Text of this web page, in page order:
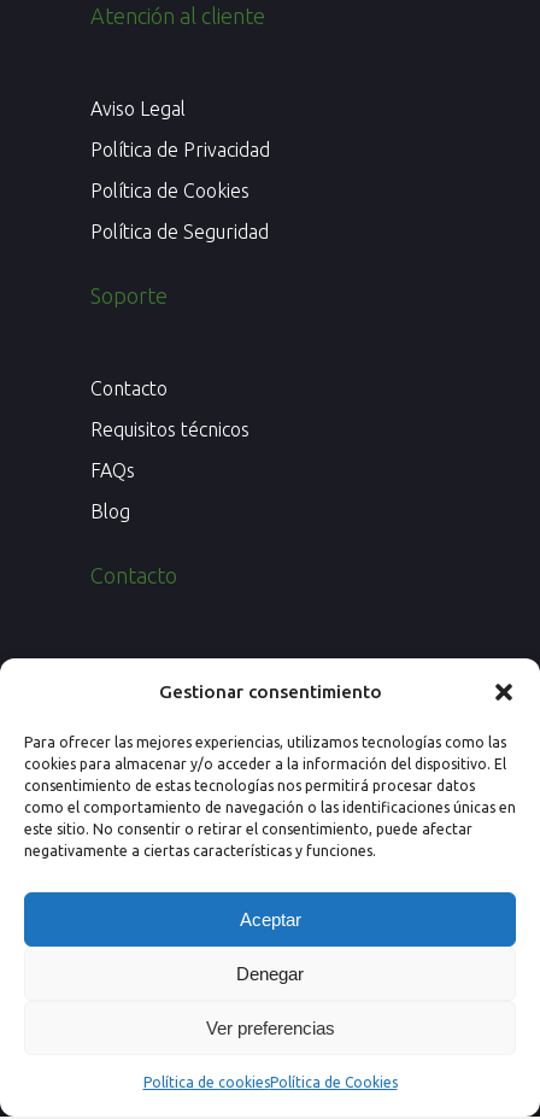
Gestionar consentimiento
Para ofrecer las mejores experiencias, utilizamos tecnologías como las
cookies para almacenar y/o acceder a la información del dispositivo. El
consentimiento de estas tecnologías nos permitirá procesar datos
como el comportamiento de navegación o las identificaciones únicas en
este sitio. No consentir o retirar el consentimiento, puede afectar
negativamente a ciertas características y funciones.
Aceptar
Denegar
Ver preferencias
Política de cookiesPolítica de Cookies
Atención al cliente
Aviso Legal
Política de Privacidad
Política de Cookies
Política de Seguridad
Soporte
Contacto
Requisitos técnicos
FAQs
Blog
Contacto
50008 Zaragoza (España)
Email: info@nextprevencion.com
Tel: (+34) 976 259 724